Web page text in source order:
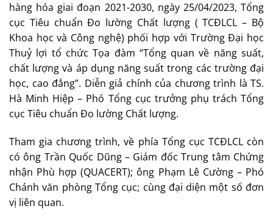
hàng hóa giai đoạn 2021-2030, ngày 25/04/2023, Tổng
cục Tiêu chuẩn Đo lường Chất lượng ( TCĐLCL – Bộ
Khoa học và Công nghệ) phối hợp với Trường Đại học
Thuỷ lợi tổ chức Tọa đàm “Tổng quan về năng suất,
chất lượng và áp dụng năng suất trong các trường đại
học, cao đẳng”. Diễn giả chính của chương trình là TS.
Hà Minh Hiệp – Phó Tổng cục trưởng phụ trách Tổng
cục Tiêu chuẩn Đo lường Chất lượng.
Tham gia chương trình, về phía Tổng cục TCĐLCL còn
có ông Trần Quốc Dũng – Giám đốc Trung tâm Chứng
nhận Phù hợp (QUACERT); ông Phạm Lê Cường – Phó
Chánh văn phòng Tổng cục; cùng đại diện một số đơn
vị liên quan.